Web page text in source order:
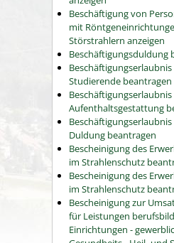
Beschäftigung von
mit
Störstrahlern anzeigen
Beschäftigungsduldung
Studierende beantragen
Aufenthaltsgestattung
Duldung beantragen
Bescheinigung des
im Strahlenschutz
Bescheinigung des
im Strahlenschutz
Bescheinigung zur
für Leistungen
Einrichtungen -